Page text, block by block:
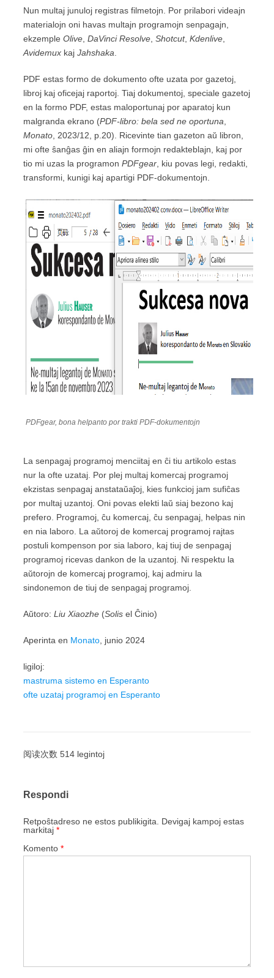
Nun multaj junuloj registras filmetojn. Por prilabori videajn
materialojn oni havas multajn programojn senpagajn,
ekzemple Olive DaVinci Resolve Shotcut, Kdenlive
Avidemux kaj Jahshaka
PDF estas formo de dokumento ofte uzata por gazetoj,
libroj kaj oficejaj raportoj. Tiaj dokumentoj, speciale gazetoj
en la formo PDF, estas maloportunaj por aparatoj kun
malgranda ekrano (PDF-libro: bela sed ne oportuna
Monato , 2023/12, p.20). Ricevinte tian gazeton aŭ libron,
mi ofte ŝanĝas ĝin en aliajn formojn redakteblajn, kaj por
tio mi uzas la programon PDFgear , kiu povas legi, redakti,
transformi, kunigi kaj apartigi PDF-dokumentojn.
PDFgear, bona helpanto por trakti PDF-dokumentojn
La senpagaj programoj menciitaj en ĉi tiu artikolo estas
nur la ofte uzataj. Por plej multaj komercaj programoj
ekzistas senpagaj anstataŭaĵoj, kies funkcioj jam sufiĉas
por multaj uzantoj. Oni povas elekti laŭ siaj bezono kaj
prefero. Programoj, ĉu komercaj, ĉu senpagaj, helpas nin
en nia laboro. La aŭtoroj de komercaj programoj rajtas
postuli kompenson por sia laboro, kaj tiuj de senpagaj
programoj ricevas dankon de la uzantoj. Ni respektu la
aŭtorojn de komercaj programoj, kaj admiru la
sindonemon de tiuj de senpagaj programoj.
Aŭtoro: Liu Xiaozhe (Solis el Ĉinio)
Aperinta en Monato , junio 2024
ligiloj:
mastruma sistemo en Esperanto
ofte uzataj programoj en Esperanto
阅读次数 514 legintoj
Respondi
Retpoŝtadreso ne estos publikigita.
Devigaj kampoj estas
markitaj *
Komento *